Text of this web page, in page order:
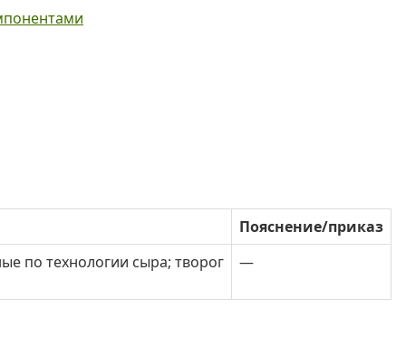
Пояснение/приказ
по технологии сыра; творог —